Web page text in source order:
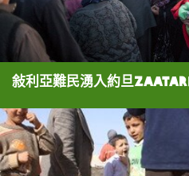
敍利亞難民湧入約旦